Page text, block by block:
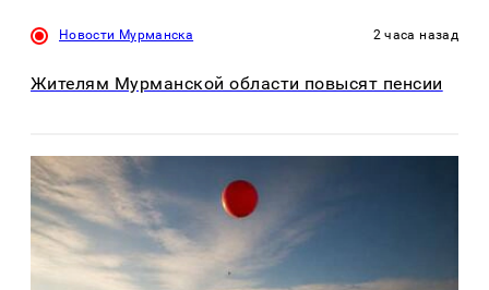
Новости Мурманска 2 часа назад
Жителям Мурманской области повысят пенсии